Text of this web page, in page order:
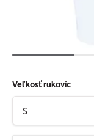
Veľkosť rukavíc